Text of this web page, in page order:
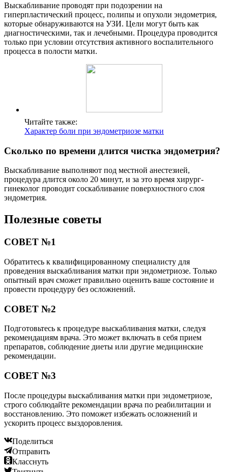
Выскабливание проводят при подозрении на
гиперпластический процесс, полипы и опухоли эндометрия,
которые обнаруживаются на УЗИ. Цели могут быть как
диагностическими, так и лечебными. Процедура проводится
только при условии отсутствия активного воспалительного
процесса в полости матки.
Читайте также:
Характер боли при эндометриозе матки
Сколько по времени длится чистка эндометрия?
Выскабливание выполняют под местной анестезией,
процедура длится около 20 минут, и за это время хирург-
гинеколог проводит соскабливание поверхностного слоя
эндометрия.
Полезные советы
СОВЕТ №1
Обратитесь к квалифицированному специалисту для
проведения выскабливания матки при эндометриозе. Только
опытный врач сможет правильно оценить ваше состояние и
провести процедуру без осложнений.
СОВЕТ №2
Подготовьтесь к процедуре выскабливания матки, следуя
рекомендациям врача. Это может включать в себя прием
препаратов, соблюдение диеты или другие медицинские
рекомендации.
СОВЕТ №3
После процедуры выскабливания матки при эндометриозе,
строго соблюдайте рекомендации врача по реабилитации и
восстановлению. Это поможет избежать осложнений и
ускорить процесс выздоровления.
Поделиться
Отправить
Класснуть